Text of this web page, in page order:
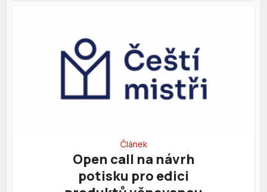
Článek
Open call na návrh
potisku pro edici